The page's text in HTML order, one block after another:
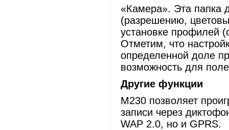
«Камера». Эта папка
(разрешению,
установке профилей
Отметим, что
определенной доле
возможность для
Другие функции
М230 позволяет
записи через
WAP 2.0, но и GPRS.